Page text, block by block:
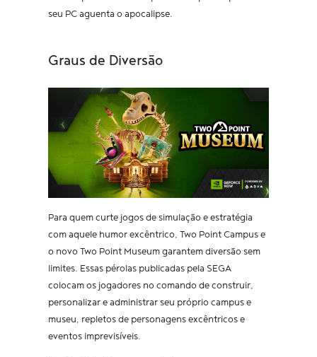
seu PC aguenta o apocalipse.
Graus de Diversão
Para quem curte jogos de simulação e estratégia
com aquele humor excêntrico, Two Point Campus e
o novo Two Point Museum garantem diversão sem
limites. Essas pérolas publicadas pela SEGA
colocam os jogadores no comando de construir,
personalizar e administrar seu próprio campus e
museu, repletos de personagens excêntricos e
eventos imprevisíveis.